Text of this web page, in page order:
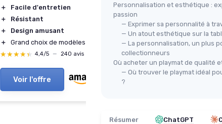
＋
Facile d'entretien
＋
Résistant
＋
Design amusant
＋
Grand choix de modèles
★★★★★
★★★★★ 4,4/5 — 240 avis
Voir l'offre
＋
Conception
＋ Grand format
Encourage le
★★★★★
★★★★★
Voir l'offre
Personnalisation et esthétique :
passion
— Exprimer sa personnalité à
— Un atout esthétique sur la
— La personnalisation, un plus
collectionneurs
Où acheter un playmat de qualité
— Où trouver le playmat idéal
?
Résumer ChatGPT